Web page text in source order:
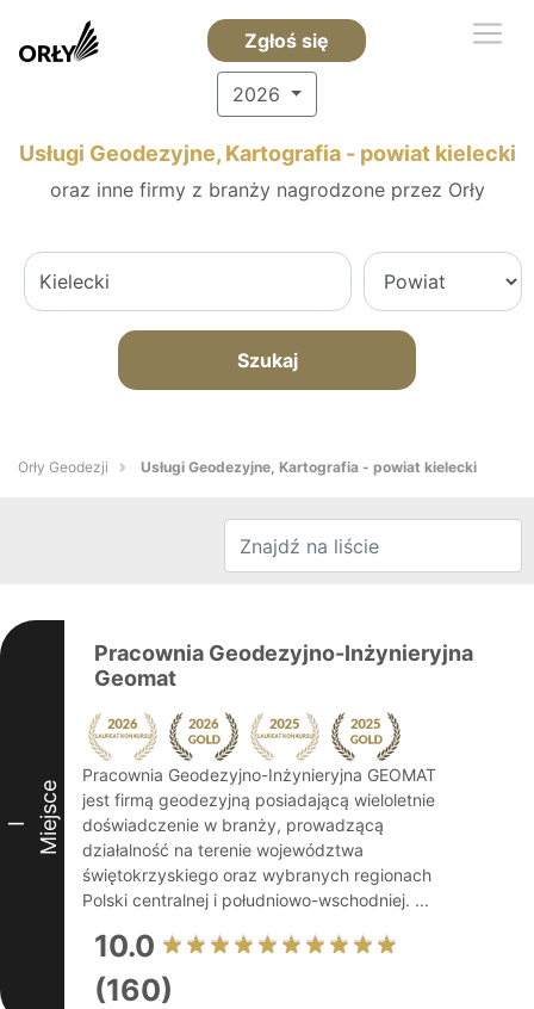
Zgłoś się
2026
Usługi Geodezyjne, Kartografia - powiat kielecki
oraz inne firmy z branży nagrodzone przez Orły
Szukaj
Orły Geodezji Usługi Geodezyjne, Kartografia - powiat kielecki
I Miejsce
Pracownia Geodezyjno-Inżynieryjna
Geomat
Pracownia Geodezyjno-Inżynieryjna GEOMAT
jest firmą geodezyjną posiadającą wieloletnie
doświadczenie w branży, prowadzącą
działalność na terenie województwa
świętokrzyskiego oraz wybranych regionach
Polski centralnej i południowo-wschodniej. ...
10.0
(160)